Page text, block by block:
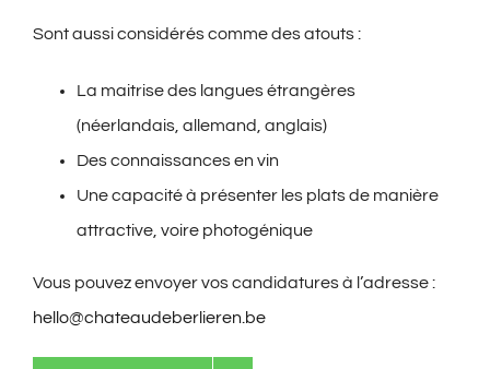
Sont aussi considérés comme des atouts :
La maitrise des langues étrangères
(néerlandais, allemand, anglais)
Des connaissances en vin
Une capacité à présenter les plats de manière
attractive, voire photogénique
Vous pouvez envoyer vos candidatures à l’adresse :
hello@chateaudeberlieren.be